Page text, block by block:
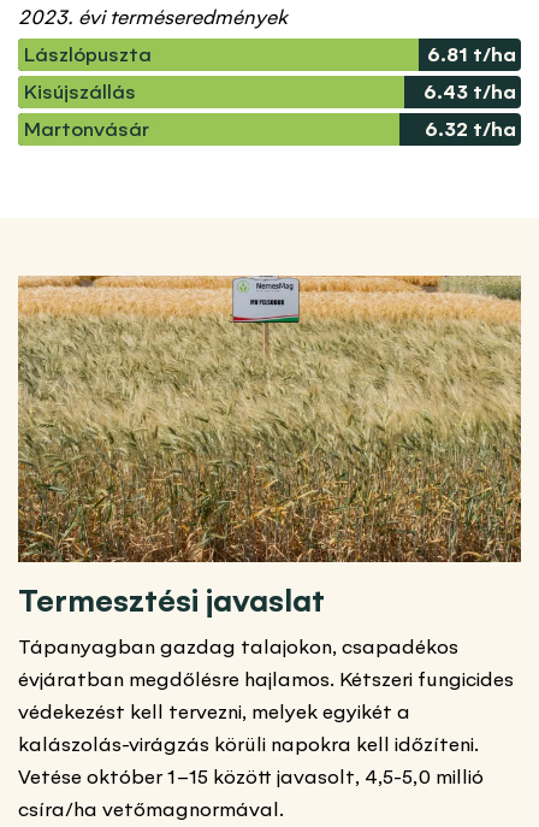
2023. évi terméseredmények
Lászlópuszta
6.81 t/ha
Kisújszállás
6.43 t/ha
Martonvásár
6.32 t/ha
Termesztési javaslat
Tápanyagban gazdag talajokon, csapadékos
évjáratban megdőlésre hajlamos. Kétszeri fungicides
védekezést kell tervezni, melyek egyikét a
kalászolás-virágzás körüli napokra kell időzíteni.
Vetése október 1–15 között javasolt, 4,5-5,0 millió
csíra/ha vetőmagnormával.